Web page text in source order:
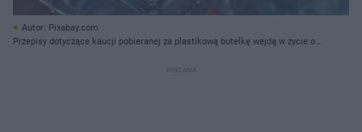
Autor: Pixabay.com
Przepisy dotyczące kaucji pobieranej za plastikową butelkę wejdą w życie od